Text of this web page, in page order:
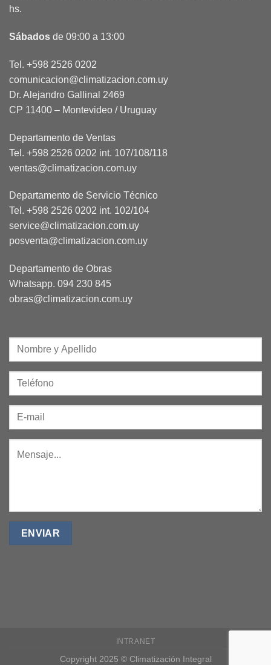
hs.
Sábados de 09:00 a 13:00
Tel. +598 2526 0202
comunicacion@climatizacion.com.uy
Dr. Alejandro Gallinal 2469
CP 11400 – Montevideo / Uruguay
Departamento de Ventas
Tel. +598 2526 0202 int. 107/108/118
ventas@climatizacion.com.uy
Departamento de Servicio Técnico
Tel. +598 2526 0202 int. 102/104
service@climatizacion.com.uy
posventa@climatizacion.com.uy
Departamento de Obras
Whatsapp. 094 230 845
obras@climatizacion.com.uy
INTRANET
Copyright 2025 © Climatización Integral